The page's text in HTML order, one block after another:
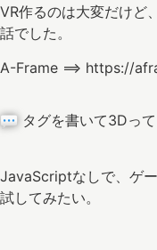
VR作るのは大変だけど
話でした。
A-Frame ==> https://
タグを書いて3Dっ
JavaScriptなしで、ゲ
試してみたい。